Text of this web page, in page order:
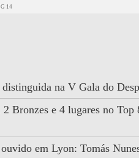
14
na V Gala do
Bronzes e 4 lugares no Top
em Lyon: Tomás